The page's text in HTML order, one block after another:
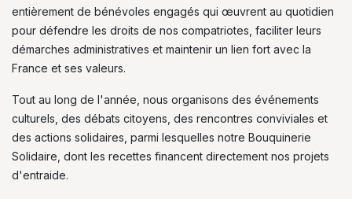
entièrement de bénévoles engagés qui œuvrent au quotidien
pour défendre les droits de nos compatriotes, faciliter leurs
démarches administratives et maintenir un lien fort avec la
France et ses valeurs.
Tout au long de l'année, nous organisons des événements
culturels, des débats citoyens, des rencontres conviviales et
des actions solidaires, parmi lesquelles notre Bouquinerie
Solidaire, dont les recettes financent directement nos projets
d'entraide.